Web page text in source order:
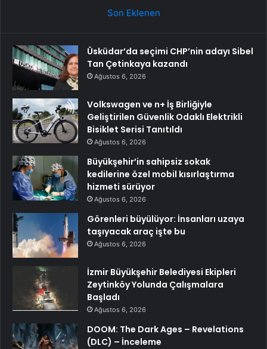
Son Eklenen
Üsküdar’da seçimi CHP’nin adayı Sibel
Tan Çetinkaya kazandı
Ağustos 6, 2026
Volkswagen ve n+ İş Birliğiyle
Geliştirilen Güvenlik Odaklı Elektrikli
Bisiklet Serisi Tanıtıldı
Ağustos 6, 2026
Büyükşehir’in sahipsiz sokak
kedilerine özel mobil kısırlaştırma
hizmeti sürüyor
Ağustos 6, 2026
Görenleri büyülüyor: İnsanları uzaya
taşıyacak araç işte bu
Ağustos 6, 2026
İzmir Büyükşehir Belediyesi Ekipleri
Zeytinköy Yolunda Çalışmalara
Başladı
Ağustos 6, 2026
DOOM: The Dark Ages – Revelations
(DLC) – İnceleme